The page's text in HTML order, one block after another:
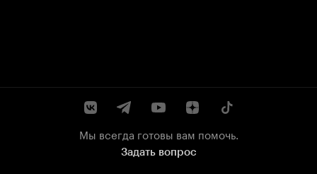
Мы всегда готовы вам помочь.
Задать вопрос